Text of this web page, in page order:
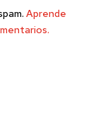
Aprende